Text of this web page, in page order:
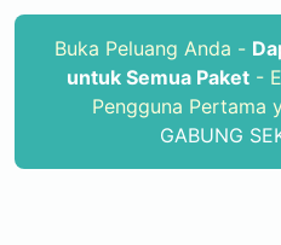
Buka Peluang Anda -
untuk Semua Paket -
Pengguna Pertama
GABUNG